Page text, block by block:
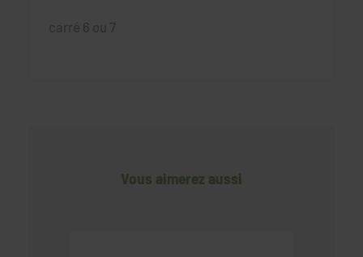
carré 6 ou 7
Vous aimerez aussi